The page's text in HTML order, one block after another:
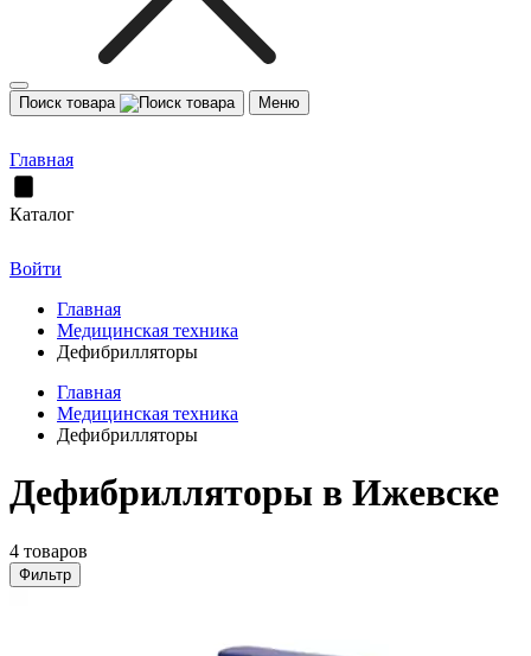
Поиск товара Меню
Главная
Каталог
Войти
Главная
Медицинская техника
Дефибрилляторы
Главная
Медицинская техника
Дефибрилляторы
Дефибрилляторы в Ижевске
4 товаров
Фильтр